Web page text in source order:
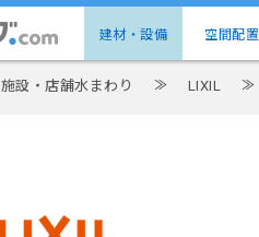
建材・設備 空間配置
施設・店舗水まわり ≫ LIXIL ≫